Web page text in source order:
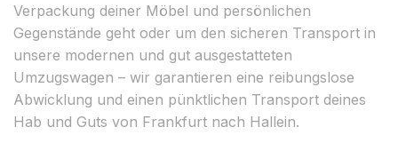
Verpackung deiner Möbel und persönlichen
Gegenstände geht oder um den sicheren Transport in
unsere modernen und gut ausgestatteten
Umzugswagen – wir garantieren eine reibungslose
Abwicklung und einen pünktlichen Transport deines
Hab und Guts von Frankfurt nach Hallein.